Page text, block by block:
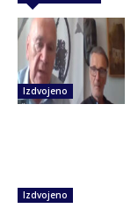
Izdvojeno
Izdvojeno